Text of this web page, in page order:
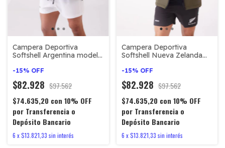
Campera Deportiva
Softshell Argentina modelo
desmontable
-15% OFF
$82.928 $97.562
$74.635,20 con 10% OFF
por Transferencia o
Depósito Bancario
6 x$13.821,33 sin interés
Campera Deportiva
Softshell Nueva Zelanda
con capucha desmontable
-15% OFF
$82.928 $97.562
$74.635,20 con 10% OFF
por Transferencia o
Depósito Bancario
6 x$13.821,33 sin interés